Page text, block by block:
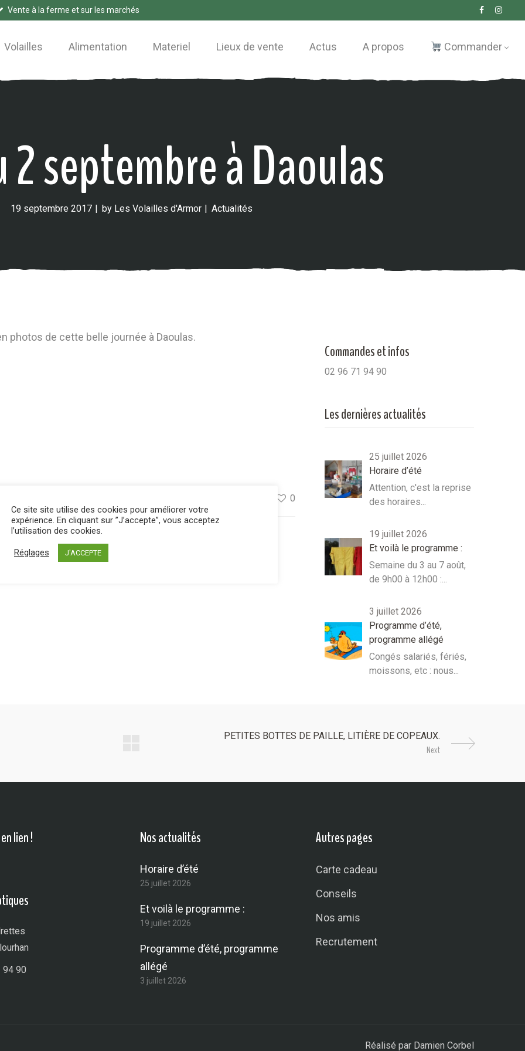
Vente à la ferme et sur les marchés
Volailles Alimentation Materiel Lieux de vente Actus A propos Commander
2 septembre à Daoulas
19 septembre 2017 by Les Volailles d'Armor Actualités
photos de cette belle journée à Daoulas.
0
Commandes et infos
02 96 71 94 90
Les dernières actualités
25 juillet 2026
Horaire d’été
Attention, c'est la reprise
des horaires...
19 juillet 2026
Et voilà le programme :
Semaine du 3 au 7 août,
de 9h00 à 12h00 :...
3 juillet 2026
Programme d’été,
programme allégé
Congés salariés, fériés,
moissons, etc : nous...
Next
lien !
94 90
Nos actualités
Horaire d’été
25 juillet 2026
Et voilà le programme :
19 juillet 2026
Programme d’été, programme
allégé
3 juillet 2026
Autres pages
Carte cadeau
Conseils
Nos amis
Recrutement
Réalisé par Damien Corbel
Ce site site utilise des cookies pour améliorer votre
expérience. En cliquant sur ”J’accepte”, vous acceptez
l’utilisation des cookies.
Réglages J'ACCEPTE